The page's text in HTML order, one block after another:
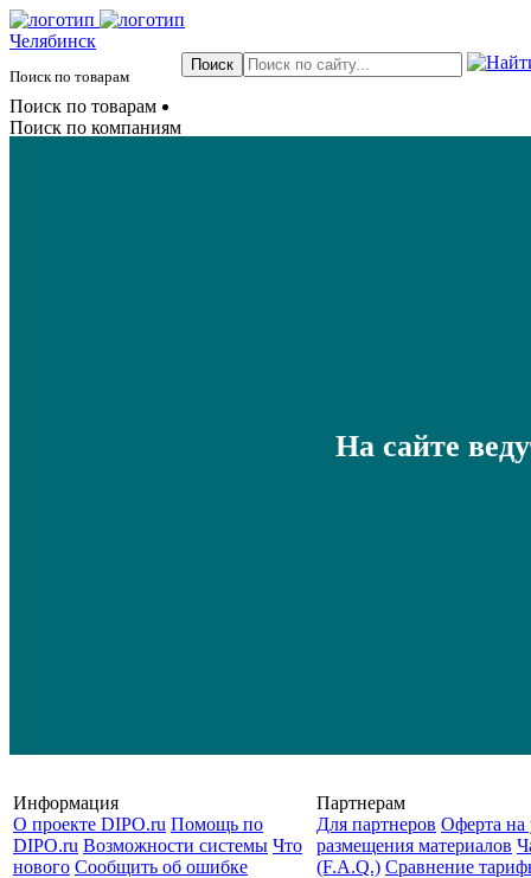
Челябинск
Поиск по товарам
Поиск по товарам
Поиск по компаниям
На сайте
Информация
О проекте DIPO.ru Помощь по
DIPO.ru Возможности системы Что
нового Сообщить об ошибке
Партнерам
Для партнеров Оферта на
размещения материалов
(F.A.Q.) Cравнение